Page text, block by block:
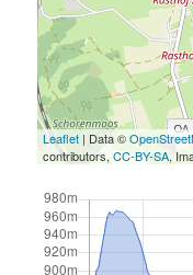
Leaflet | Data ©
contributors,CC-BY-SA,